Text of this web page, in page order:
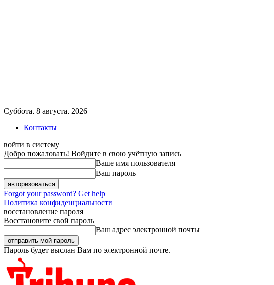
Суббота, 8 августа, 2026
Контакты
войти в систему
Добро пожаловать! Войдите в свою учётную запись
Ваше имя пользователя
Ваш пароль
Forgot your password? Get help
Политика конфиденциальности
восстановление пароля
Восстановите свой пароль
Ваш адрес электронной почты
Пароль будет выслан Вам по электронной почте.